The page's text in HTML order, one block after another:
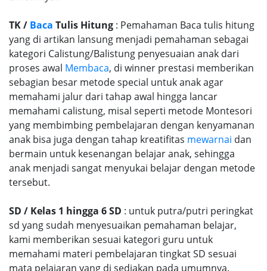
TK / Baca Tulis Hitung : Pemahaman Baca tulis hitung
yang di artikan lansung menjadi pemahaman sebagai
kategori Calistung/Balistung penyesuaian anak dari
proses awal Membaca, di winner prestasi memberikan
sebagian besar metode special untuk anak agar
memahami jalur dari tahap awal hingga lancar
memahami calistung, misal seperti metode Montesori
yang membimbing pembelajaran dengan kenyamanan
anak bisa juga dengan tahap kreatifitas mewarnai dan
bermain untuk kesenangan belajar anak, sehingga
anak menjadi sangat menyukai belajar dengan metode
tersebut.
SD / Kelas 1 hingga 6 SD : untuk putra/putri peringkat
sd yang sudah menyesuaikan pemahaman belajar,
kami memberikan sesuai kategori guru untuk
memahami materi pembelajaran tingkat SD sesuai
mata pelajaran yang di sediakan pada umumnya.